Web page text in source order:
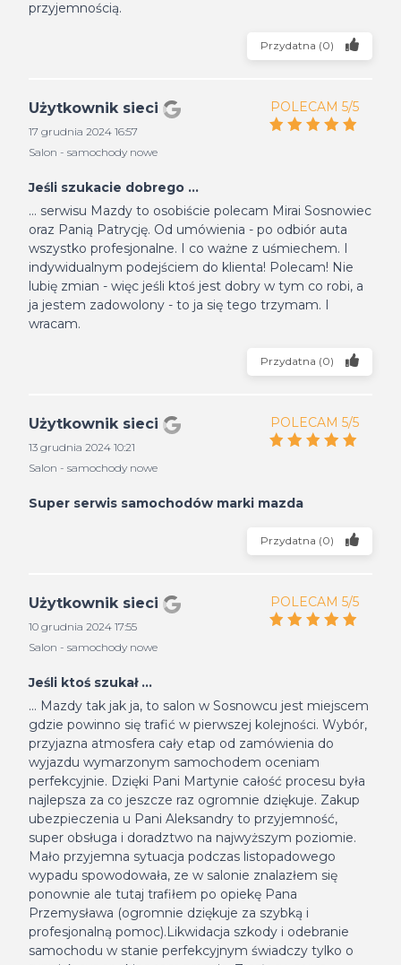
przyjemnością.
Przydatna (0)
Użytkownik sieci
17 grudnia 2024 16:57
Salon - samochody nowe
POLECAM 5/5
Jeśli szukacie dobrego ...
... serwisu Mazdy to osobiście polecam Mirai Sosnowiec
oraz Panią Patrycję. Od umówienia - po odbiór auta
wszystko profesjonalne. I co ważne z uśmiechem. I
indywidualnym podejściem do klienta! Polecam! Nie
lubię zmian - więc jeśli ktoś jest dobry w tym co robi, a
ja jestem zadowolony - to ja się tego trzymam. I
wracam.
Przydatna (0)
Użytkownik sieci
13 grudnia 2024 10:21
Salon - samochody nowe
POLECAM 5/5
Super serwis samochodów marki mazda
Przydatna (0)
Użytkownik sieci
10 grudnia 2024 17:55
Salon - samochody nowe
POLECAM 5/5
Jeśli ktoś szukał ...
... Mazdy tak jak ja, to salon w Sosnowcu jest miejscem
gdzie powinno się trafić w pierwszej kolejności. Wybór,
przyjazna atmosfera cały etap od zamówienia do
wyjazdu wymarzonym samochodem oceniam
perfekcyjnie. Dzięki Pani Martynie całość procesu była
najlepsza za co jeszcze raz ogromnie dziękuje. Zakup
ubezpieczenia u Pani Aleksandry to przyjemność,
super obsługa i doradztwo na najwyższym poziomie.
Mało przyjemna sytuacja podczas listopadowego
wypadu spowodowała, ze w salonie znalazłem się
ponownie ale tutaj trafiłem po opiekę Pana
Przemysława (ogromnie dziękuje za szybką i
profesjonalną pomoc).Likwidacja szkody i odebranie
samochodu w stanie perfekcyjnym świadczy tylko o